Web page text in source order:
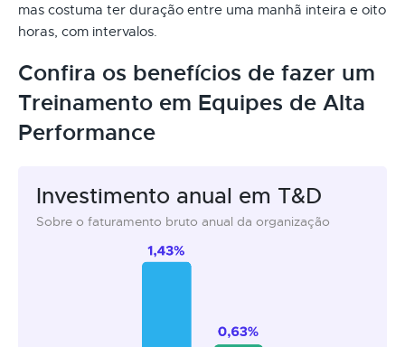
mas costuma ter duração entre uma manhã inteira e oito
horas, com intervalos.
Confira os benefícios de fazer um
Treinamento em Equipes de Alta
Performance
Investimento anual em T&D
Sobre o faturamento bruto anual da organização